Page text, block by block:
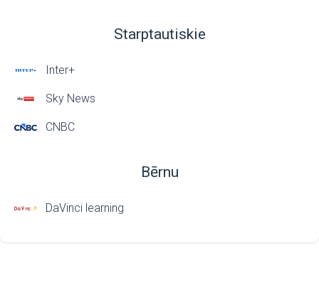
Starptautiskie
Inter+
Sky News
CNBC
Bērnu
DaVinci learning